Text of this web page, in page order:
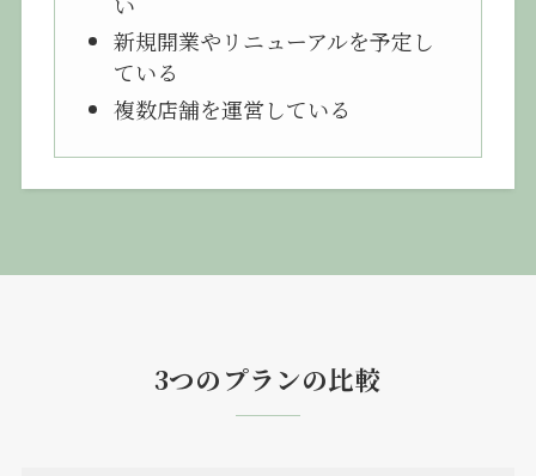
新規開業やリニューアルを予定し
ている
複数店舗を運営している
3つのプランの比較